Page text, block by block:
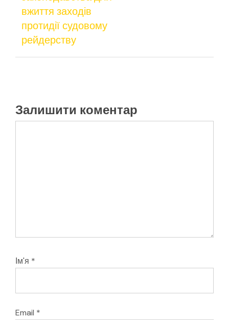
вжиття заходів
протидії судовому
рейдерству
Залишити коментар
Ім'я *
Email *